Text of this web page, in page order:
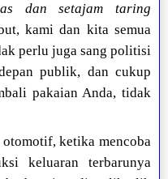
dan setajam taring
kami dan kita semua
perlu juga sang politisi
publik, dan cukup
pakaian Anda, tidak
ketika mencoba
keluaran terbarunya